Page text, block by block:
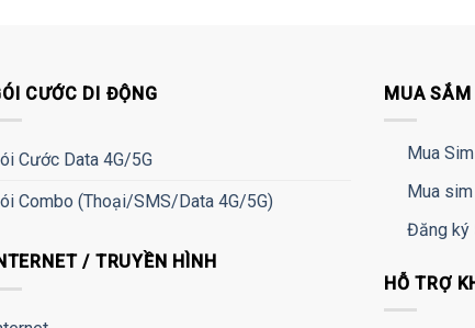
CƯỚC DI ĐỘNG
Cước Data 4G/5G
Combo (Thoại/SMS/Data 4G/5G)
/ TRUYỀN HÌNH
MUA
Mua
Mua
Đăng ký
HỖ TRỢ